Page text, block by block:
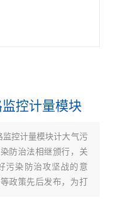
控计量模块
监控计量模块计大气污
防治法相继颁行，关
污染防治攻坚战的意
政策先后发布，为打